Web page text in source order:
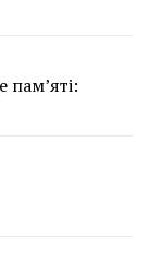
пам’яті: